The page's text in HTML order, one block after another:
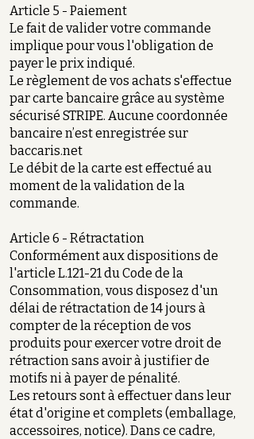
Article 5 - Paiement
Le fait de valider votre commande
implique pour vous l'obligation de
payer le prix indiqué.
Le règlement de vos achats s'effectue
par carte bancaire grâce au système
sécurisé STRIPE. Aucune coordonnée
bancaire n’est enregistrée sur
baccaris.net
Le débit de la carte est effectué au
moment de la validation de la
commande.
Article 6 - Rétractation
Conformément aux dispositions de
l'article L.121-21 du Code de la
Consommation, vous disposez d'un
délai de rétractation de 14 jours à
compter de la réception de vos
produits pour exercer votre droit de
rétraction sans avoir à justifier de
motifs ni à payer de pénalité.
Les retours sont à effectuer dans leur
état d'origine et complets (emballage,
accessoires, notice). Dans ce cadre,